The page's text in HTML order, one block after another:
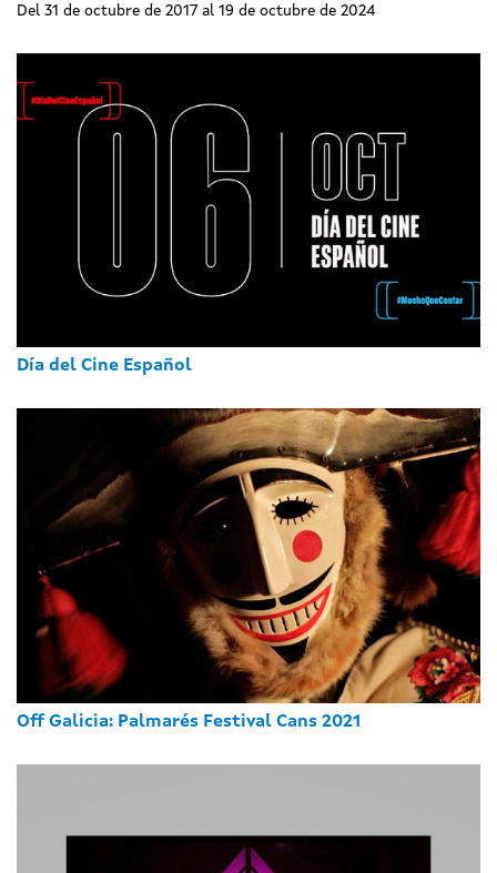
Del 31 de octubre de 2017 al 19 de octubre de 2024
Día del Cine Español
Off Galicia: Palmarés Festival Cans 2021